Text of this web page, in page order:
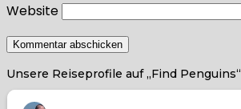
Website
Unsere Reiseprofile auf „Find Penguins“